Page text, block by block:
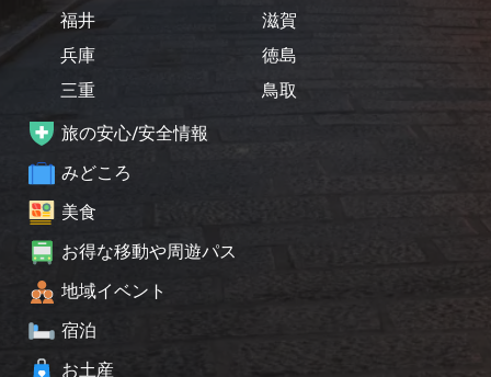
福井
兵庫
三重
滋賀
徳島
鳥取
旅の安心/安全情報
みどころ
美食
お得な移動や周遊パス
地域イベント
宿泊
お土産